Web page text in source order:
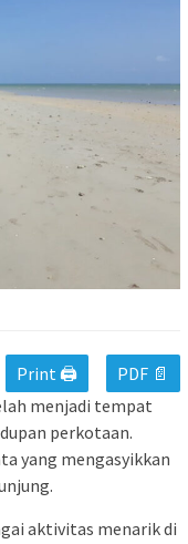
Print 🖨
PDF 📄
menjadi tempat
perkotaan.
yang mengasyikkan
aktivitas menarik di